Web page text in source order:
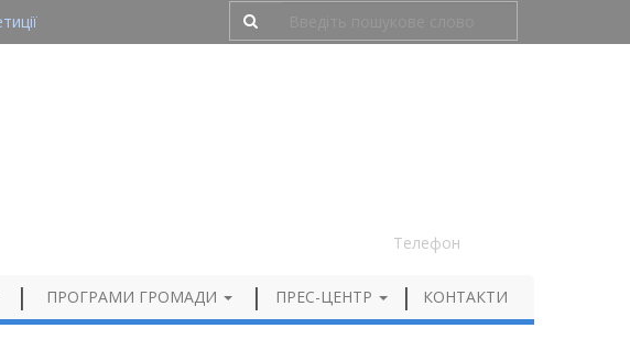
Телефон
ПРОГРАМИ ГРОМАДИ ПРЕС-ЦЕНТР КОНТАКТИ